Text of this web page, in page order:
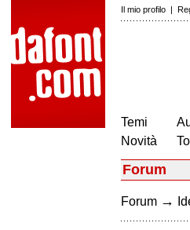
Il mio profilo |
Temi
Novità
Forum
Forum →